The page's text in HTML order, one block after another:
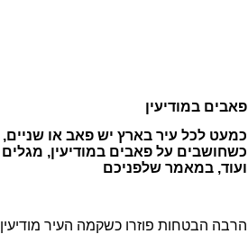
פאבים במודיעין
כמעט לכל עיר בארץ יש פאב או
כשחושבים על פאבים במודיעין,
ועוד, במאמר שלפניכם
הרבה הבטחות פוזרו כשקמה העיר